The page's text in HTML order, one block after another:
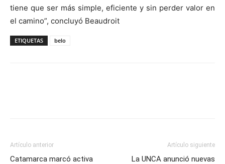
tiene que ser más simple, eficiente y sin perder valor en
el camino”, concluyó Beaudroit
ETIQUETAS belo
Artículo anterior
Catamarca marcó activa
Artículo siguiente
La UNCA anunció nuevas